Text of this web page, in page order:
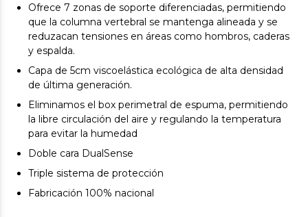
Ofrece 7 zonas de soporte diferenciadas, permitiendo
que la columna vertebral se mantenga alineada y se
reduzacan tensiones en áreas como hombros, caderas
y espalda.
Capa de 5cm viscoelástica ecológica de alta densidad
de última generación.
Eliminamos el box perimetral de espuma, permitiendo
la libre circulación del aire y regulando la temperatura
para evitar la humedad
Doble cara DualSense
Triple sistema de protección
Fabricación 100% nacional